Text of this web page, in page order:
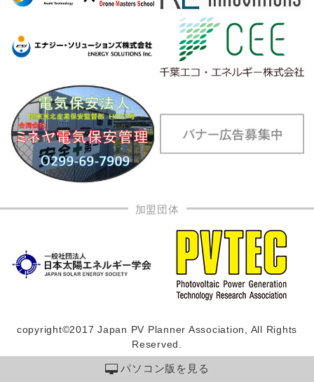
加盟団体
copyright©2017 Japan PV Planner Association, All Rights
Reserved.
パソコン版を見る